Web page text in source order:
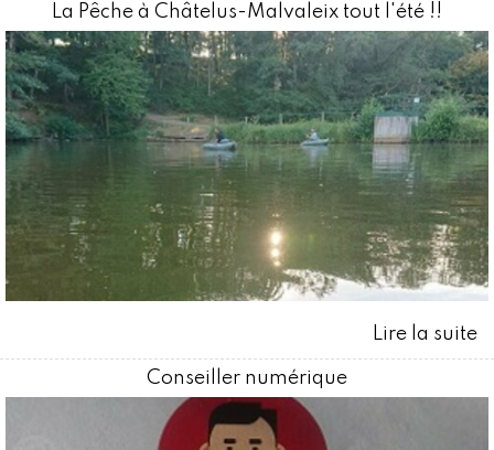
La Pêche à Châtelus-Malvaleix tout l'été !!
Conseiller numérique